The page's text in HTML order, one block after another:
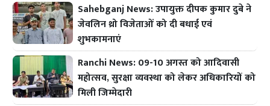
Sahebganj News: उपायुक्त दीपक कुमार दुबे ने
जेवलिन थ्रो विजेताओं को दी बधाई एवं
शुभकामनाएं
Ranchi News: 09-10 अगस्त को आदिवासी
महोत्सव, सुरक्षा व्यवस्था को लेकर अधिकारियों को
मिली जिम्मेदारी